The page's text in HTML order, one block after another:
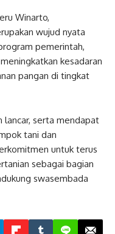
Winarto,
wujud nyata
pemerintah,
kesadaran
pangan di tingkat
lancar, serta mendapat
tani dan
untuk terus
sebagai bagian
swasembada